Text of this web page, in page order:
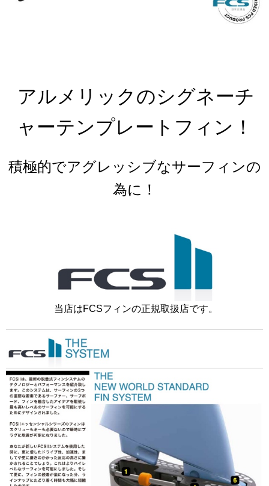
アルメリックのシグネーチ
ャーテンプレートフィン ！
積極的でアグレッシブなサーフィンの
為に ！
当店はFCSフィンの正規取扱店です。